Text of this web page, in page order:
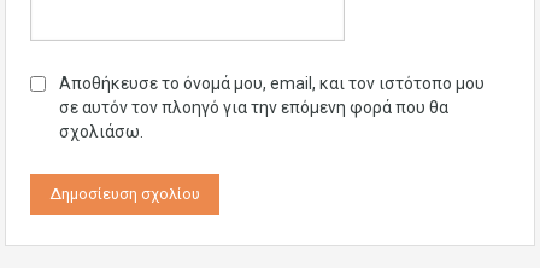
Αποθήκευσε το όνομά μου, email, και τον ιστότοπο μου
σε αυτόν τον πλοηγό για την επόμενη φορά που θα
σχολιάσω.